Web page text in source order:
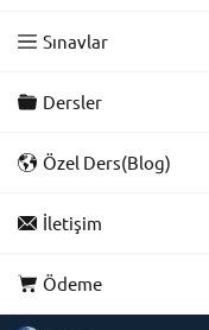
Sınavlar
Dersler
Özel Ders(Blog)
İletişim
Ödeme